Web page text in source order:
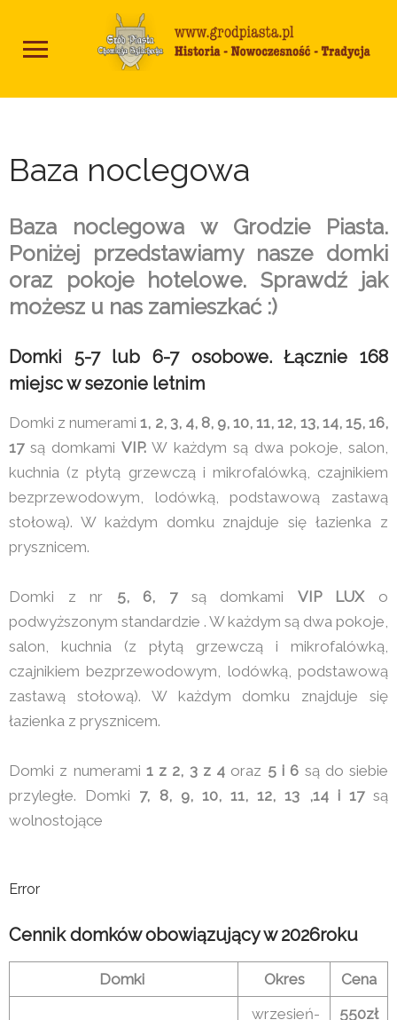
Baza noclegowa
Baza noclegowa w Grodzie Piasta.
Poniżej przedstawiamy nasze domki
oraz pokoje hotelowe. Sprawdź jak
możesz u nas zamieszkać :)
Domki 5-7 lub 6-7 osobowe. Łącznie 168
miejsc w sezonie letnim
Domki z numerami1, 2, 3, 4, 8, 9, 10, 11, 12, 13, 14, 15, 16,
17są domkamiVIP. W każdym są dwa pokoje, salon,
kuchnia (z płytą grzewczą i mikrofalówką, czajnikiem
bezprzewodowym, lodówką, podstawową zastawą
stołową). W każdym domku znajduje się łazienka z
prysznicem.
Domki z nr 5, 6, 7są domkami VIP LUXo
podwyższonym standardzie . W każdym są dwa pokoje,
salon, kuchnia (z płytą grzewczą i mikrofalówką,
czajnikiem bezprzewodowym, lodówką, podstawową
zastawą stołową). W każdym domku znajduje się
łazienka z prysznicem.
Domki z numerami 1 z 2, 3 z 4 oraz 5 i 6 są do siebie
przyległe. Domki 7, 8, 9, 10, 11, 12, 13 ,14 i 17są
wolnostojące
Error
Cennik domków obowiązujący w 2026roku
Domki Okres Cena
wrzesień-
550zł